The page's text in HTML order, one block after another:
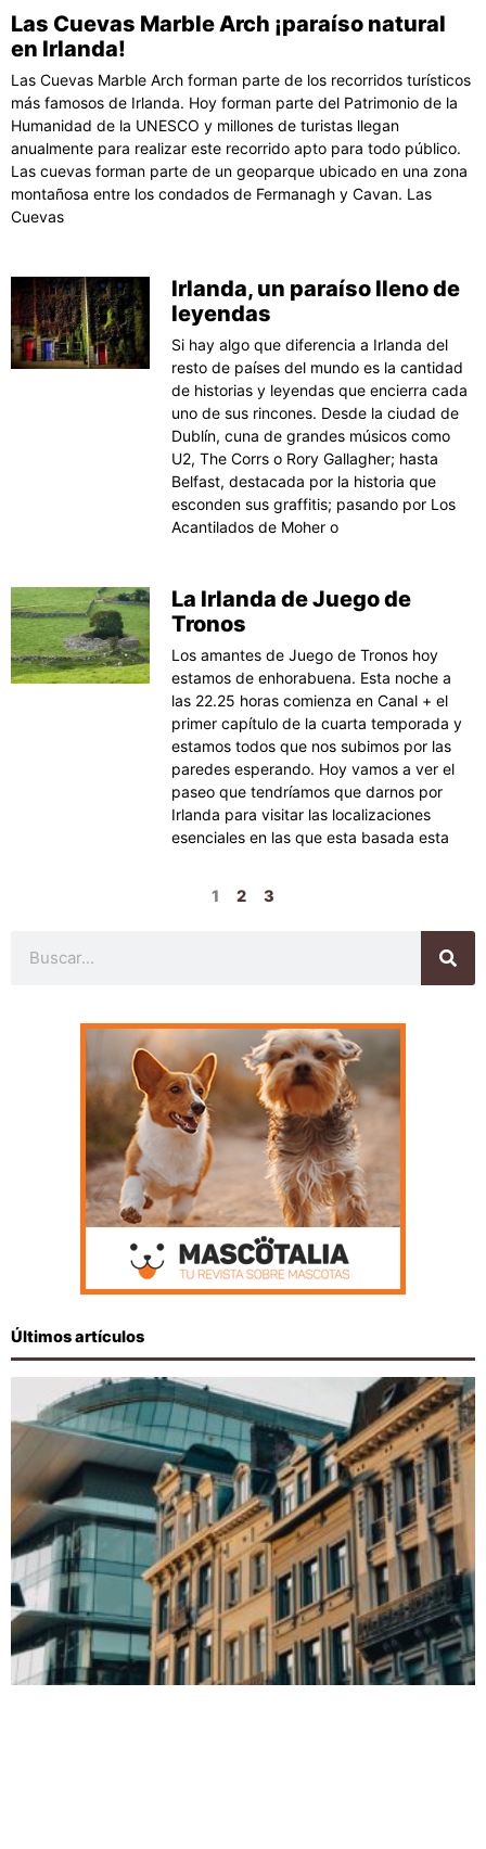
Las Cuevas Marble Arch ¡paraíso natural
en Irlanda!
Las Cuevas Marble Arch forman parte de los recorridos turísticos
más famosos de Irlanda. Hoy forman parte del Patrimonio de la
Humanidad de la UNESCO y millones de turistas llegan
anualmente para realizar este recorrido apto para todo público.
Las cuevas forman parte de un geoparque ubicado en una zona
montañosa entre los condados de Fermanagh y Cavan. Las
Cuevas
Irlanda, un paraíso lleno de
leyendas
Si hay algo que diferencia a Irlanda del
resto de países del mundo es la cantidad
de historias y leyendas que encierra cada
uno de sus rincones. Desde la ciudad de
Dublín, cuna de grandes músicos como
U2, The Corrs o Rory Gallagher; hasta
Belfast, destacada por la historia que
esconden sus graffitis; pasando por Los
Acantilados de Moher o
La Irlanda de Juego de
Tronos
Los amantes de Juego de Tronos hoy
estamos de enhorabuena. Esta noche a
las 22.25 horas comienza en Canal + el
primer capítulo de la cuarta temporada y
estamos todos que nos subimos por las
paredes esperando. Hoy vamos a ver el
paseo que tendríamos que darnos por
Irlanda para visitar las localizaciones
esenciales en las que esta basada esta
1 2 3
Últimos artículos